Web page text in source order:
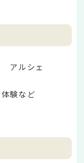
アルシェ
験など